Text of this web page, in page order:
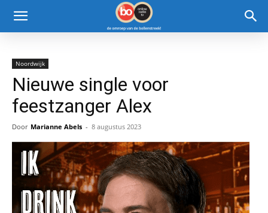
Noordwijk
Nieuwe single voor
feestzanger Alex
Door Marianne Abels - 8 augustus 2023